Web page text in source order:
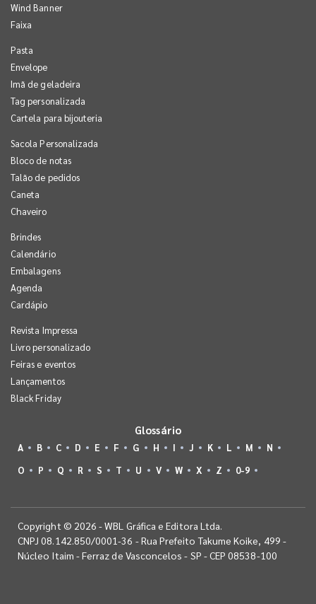
Wind Banner
Faixa
Pasta
Envelope
Imã de geladeira
Tag personalizada
Cartela para bijouteria
Sacola Personalizada
Bloco de notas
Talão de pedidos
Caneta
Chaveiro
Brindes
Calendário
Embalagens
Agenda
Cardápio
Revista Impressa
Livro personalizado
Feiras e eventos
Lançamentos
Black Friday
Glossário
A B C D E F G H I J K L M
N
O
P Q R S T U V W X Z 0-9
Copyright © 2026 - WBL Gráfica e Editora Ltda.
CNPJ 08.142.850/0001-36 - Rua Prefeito Takume Koike, 499 -
Núcleo Itaim - Ferraz de Vasconcelos - SP - CEP 08538-100